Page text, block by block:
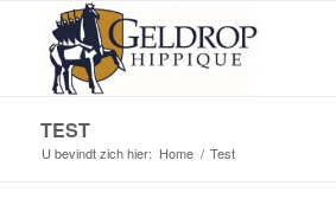
TEST
U bevindt zich hier: Home / Test